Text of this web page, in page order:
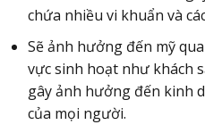
chứa nhiều vi khuẩn và
Sẽ ảnh hưởng đến mỹ
vực sinh hoạt như khách
gây ảnh hưởng đến kinh
của mọi người.